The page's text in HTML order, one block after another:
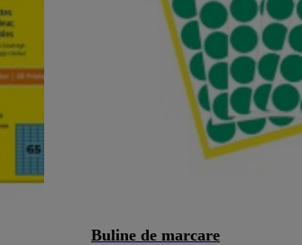
Buline de marcare